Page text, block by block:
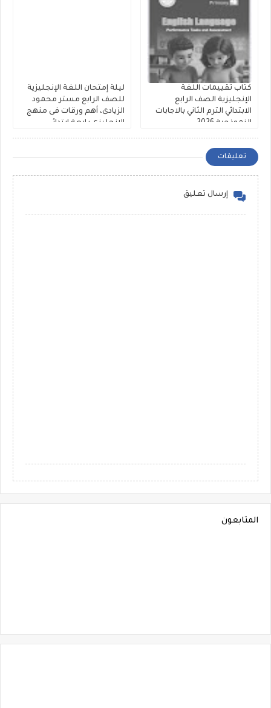
كتاب تقييمات اللغة
الإنجليزية الصف الرابع
الابتدائي الترم الثاني بالاجابات
النموذجية 2026
ليلة إمتحان اللغة الإنجليزية
للصف الرابع مستر محمود
الزيادى، أهم ورقات فى منهج
الانجليزى رابعة ابتدائي
تعليقات
إرسال تعليق
المتابعون